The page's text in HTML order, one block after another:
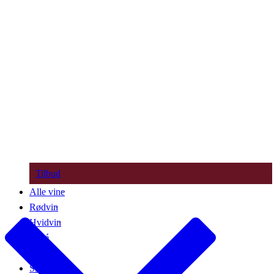
Tilbud
Alle vine
Rødvin
Hvidvin
Rosé
Søde vine